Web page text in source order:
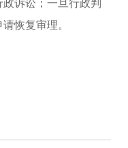
恢复审理。